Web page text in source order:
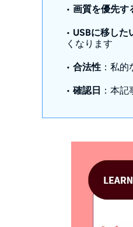
することはで
YouTubeの動
無料で
ユーチューブ
• 画質を優先す
• USBに移した
くなります
• 合法性 ：私
• 確認日 ：本